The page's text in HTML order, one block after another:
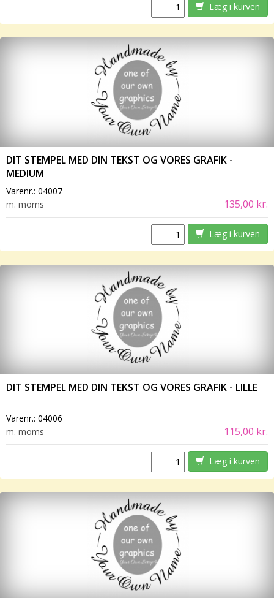
Læg i kurven
DIT STEMPEL MED DIN TEKST OG VORES GRAFIK -
MEDIUM
Varenr.: 04007
m. moms
135,00 kr.
Læg i kurven
DIT STEMPEL MED DIN TEKST OG VORES GRAFIK - LILLE
Varenr.: 04006
m. moms
115,00 kr.
Læg i kurven